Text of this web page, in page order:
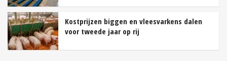
Kostprijzen biggen en vleesvarkens dalen
voor tweede jaar op rij